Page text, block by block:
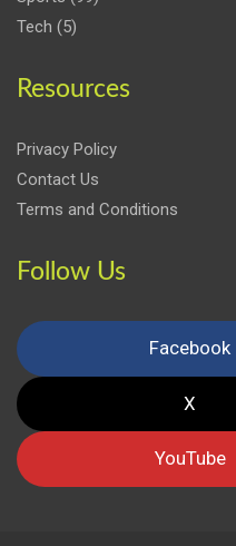
Tech (5)
Resources
Privacy Policy
Contact Us
Terms and Conditions
Follow Us
Facebook
X
YouTube